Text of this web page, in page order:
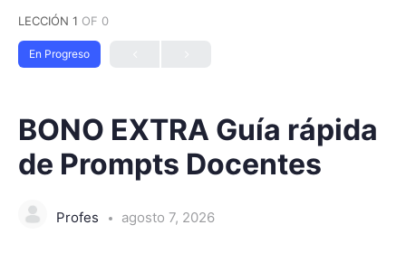
LECCIÓN 1 OF 0
En Progreso
BONO EXTRA Guía rápida
de Prompts Docentes
Profes agosto 7, 2026